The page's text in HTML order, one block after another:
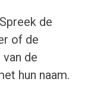
de
of de
de
hun naam.